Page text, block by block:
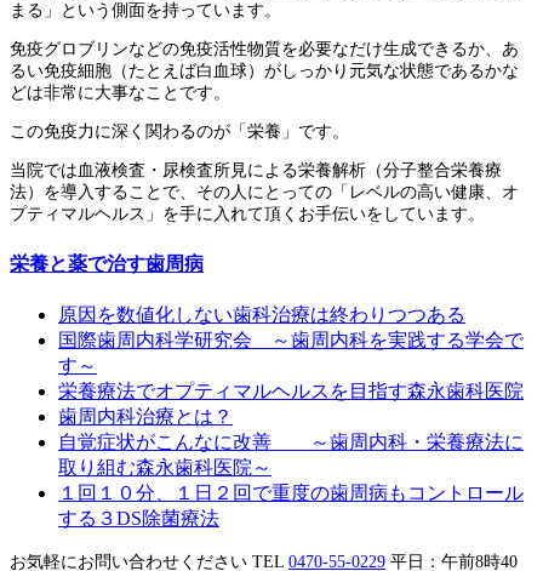
まる」という側面を持っています。
免疫グロブリンなどの免疫活性物質を必要なだけ生成できるか、あ
るい免疫細胞（たとえば白血球）がしっかり元気な状態であるかな
どは非常に大事なことです。
この免疫力に深く関わるのが「栄養」です。
当院では血液検査・尿検査所見による栄養解析（分子整合栄養療
法）を導入することで、その人にとっての「レベルの高い健康、オ
プティマルヘルス」を手に入れて頂くお手伝いをしています。
栄養と薬で治す歯周病
原因を数値化しない歯科治療は終わりつつある
国際歯周内科学研究会 ～歯周内科を実践する学会で
す～
栄養療法でオプティマルヘルスを目指す森永歯科医院
歯周内科治療とは？
自覚症状がこんなに改善 ～歯周内科・栄養療法に
取り組む森永歯科医院～
１回１０分、１日２回で重度の歯周病もコントロール
する３DS除菌療法
お気軽にお問い合わせください TEL 0470-55-0229 平日：午前8時40